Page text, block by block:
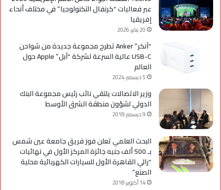
عبر فعاليات “كرنفال التكنولوجيا” في مختلف أنحاء
إفريقيا
20 يناير، 2026
“آنكر” Anker تطرح مجموعة جديدة من شواحن
USB-C عالية السرعة لشركة “آبل” Apple حول
العالم
5 ديسمبر، 2024
وزير الاتصالات يلتقي نائب رئيس مجموعة البنك
الدولي لشؤون منطقة الشرق الأوسط
9 ديسمبر، 2018
البحث العلمي تعلن فوز فريق جامعة عين شمس
بـ 500 ألف جنيه جائزة المركز الأول في نهائيات
“رالي القاهرة الأول للسيارات الكهربائية محلية
الصنع”
14 أكتوبر، 2018